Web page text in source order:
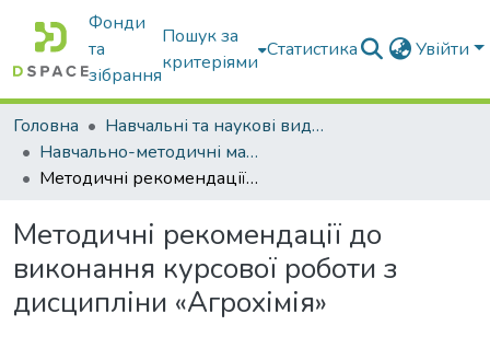
Фонди
та
зібрання
Пошук за
критеріями
Статистика Увійти
Головна
Навчальні та наукові видання
Навчально-методичні матеріали
Методичні рекомендації до виконання курсової роботи з дисципліни «Агрохімія»
Методичні рекомендації до
виконання курсової роботи з
дисципліни «Агрохімія»